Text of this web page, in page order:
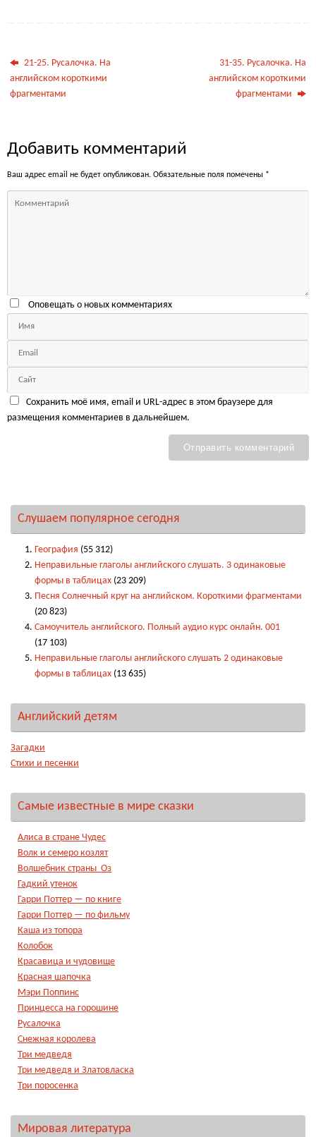
21-25. Русалочка. На
английском короткими
фрагментами
31-35. Русалочка. На
английском короткими
фрагментами
Добавить комментарий
Ваш адрес email не будет опубликован. Обязательные поля помечены *
Оповещать о новых комментариях
Сохранить моё имя, email и URL-адрес в этом браузере для
размещения комментариев в дальнейшем.
Слушаем популярное сегодня
География (55 312)
Неправильные глаголы английского слушать. 3 одинаковые
формы в таблицах (23 209)
Песня Солнечный круг на английском. Короткими фрагментами
(20 823)
Самоучитель английского. Полный аудио курс онлайн. 001
(17 103)
Неправильные глаголы английского слушать 2 одинаковые
формы в таблицах (13 635)
Английский детям
Загадки
Стихи и песенки
Самые известные в мире сказки
Алиса в стране Чудес
Волк и семеро козлят
Волшебник страны Оз
Гадкий утенок
Гарри Поттер — по книге
Гарри Поттер — по фильму
Каша из топора
Колобок
Красавица и чудовище
Красная шапочка
Мэри Поппинс
Принцесса на горошине
Русалочка
Снежная королева
Три медведя
Три медведя и Златовласка
Три поросенка
Мировая литература